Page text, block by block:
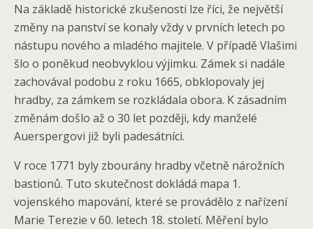
Na základě historické zkušenosti lze říci, že největší
změny na panství se konaly vždy v prvních letech po
nástupu nového a mladého majitele. V případě Vlašimi
šlo o poněkud neobvyklou výjimku. Zámek si nadále
zachovával podobu z roku 1665, obklopovaly jej
hradby, za zámkem se rozkládala obora. K zásadním
změnám došlo až o 30 let později, kdy manželé
Auerspergovi již byli padesátníci.
V roce 1771 byly zbourány hradby včetně nárožních
bastionů. Tuto skutečnost dokládá mapa 1.
vojenského mapování, které se provádělo z nařízení
Marie Terezie v 60. letech 18. století. Měření bylo